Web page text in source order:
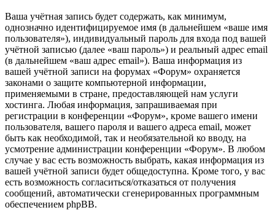
Ваша учётная запись будет содержать, как минимум,
однозначно идентифицируемое имя (в дальнейшем «ваше имя
пользователя»), индивидуальный пароль для входа под вашей
учётной записью (далее «ваш пароль») и реальный адрес email
(в дальнейшем «ваш адрес email»). Ваша информация из
вашей учётной записи на форумах «Форум» охраняется
законами о защите компьютерной информации,
применяемыми в стране, предоставляющей нам услуги
хостинга. Любая информация, запрашиваемая при
регистрации в конференции «Форум», кроме вашего имени
пользователя, вашего пароля и вашего адреса email, может
быть как необходимой, так и необязательной ко вводу, на
усмотрение администрации конференции «Форум». В любом
случае у вас есть возможность выбрать, какая информация из
вашей учётной записи будет общедоступна. Кроме того, у вас
есть возможность согласиться/отказаться от получения
сообщений, автоматически сгенерированных программным
обеспечением phpBB.